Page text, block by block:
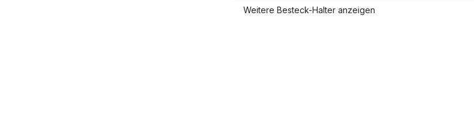
Weitere Besteck-Halter anzeigen